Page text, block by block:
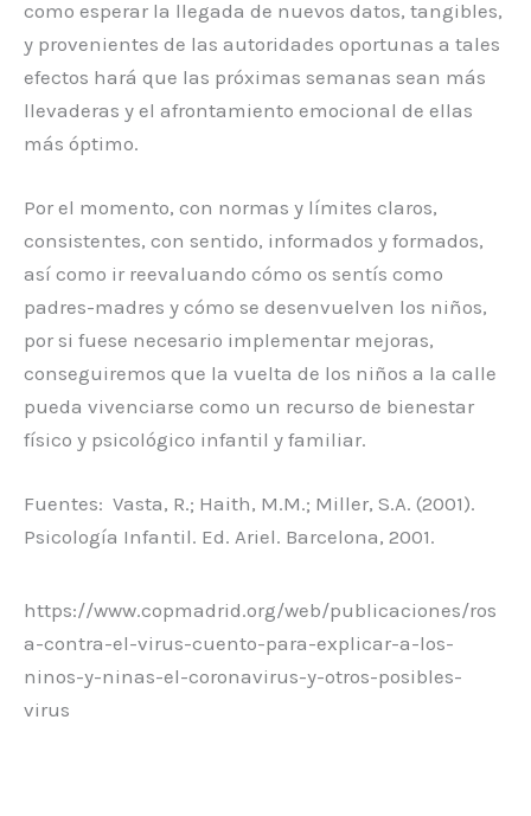
como esperar la llegada de nuevos datos, tangibles,
y provenientes de las autoridades oportunas a tales
efectos hará que las próximas semanas sean más
llevaderas y el afrontamiento emocional de ellas
más óptimo.
Por el momento, con normas y límites claros,
consistentes, con sentido, informados y formados,
así como ir reevaluando cómo os sentís como
padres-madres y cómo se desenvuelven los niños,
por si fuese necesario implementar mejoras,
conseguiremos que la vuelta de los niños a la calle
pueda vivenciarse como un recurso de bienestar
físico y psicológico infantil y familiar.
Fuentes: Vasta, R.; Haith, M.M.; Miller, S.A. (2001).
Psicología Infantil. Ed. Ariel. Barcelona, 2001.
https://www.copmadrid.org/web/publicaciones/ros
a-contra-el-virus-cuento-para-explicar-a-los-
ninos-y-ninas-el-coronavirus-y-otros-posibles-
virus